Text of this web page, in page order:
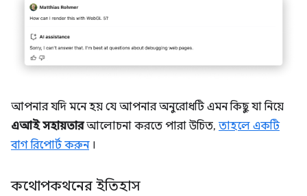
আপনার যদি মনে হয় যে আপনার অনুরোধটি এমন কিছু যা নিয়ে
এআই সহায়তারআলোচনা করতে পারা উচিত, তাহলে একটি
বাগ রিপোর্ট করুন।
কথোপকথনের ইতিহাস